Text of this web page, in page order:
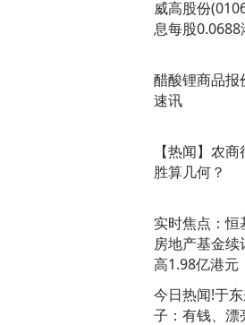
威高股份
息每股
醋酸锂商品报
速讯
【热闻】农
胜算几何？
实时焦点：
房地产基金
高1.98亿港元
今日热闻!于
子：有钱、漂